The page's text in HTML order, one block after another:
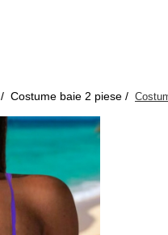
Costume baie 2 piese /